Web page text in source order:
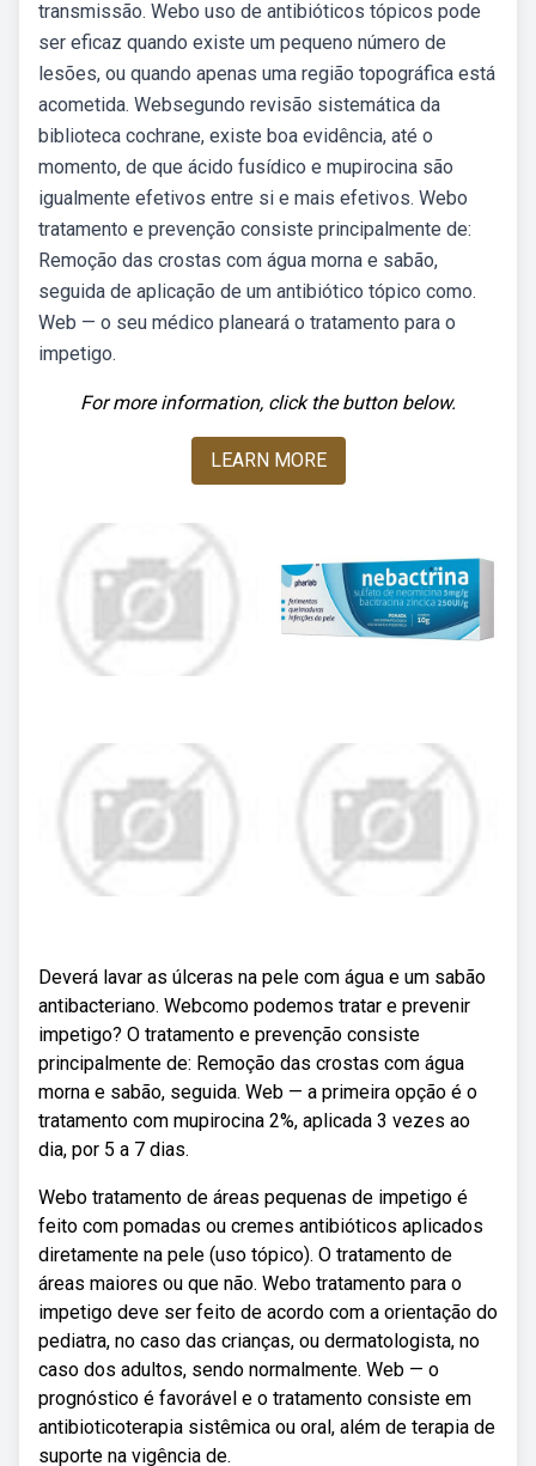
transmissão. Webo uso de antibióticos tópicos pode
ser eficaz quando existe um pequeno número de
lesões, ou quando apenas uma região topográfica está
acometida. Websegundo revisão sistemática da
biblioteca cochrane, existe boa evidência, até o
momento, de que ácido fusídico e mupirocina são
igualmente efetivos entre si e mais efetivos. Webo
tratamento e prevenção consiste principalmente de:
Remoção das crostas com água morna e sabão,
seguida de aplicação de um antibiótico tópico como.
Web — o seu médico planeará o tratamento para o
impetigo.
For more information, click the button below.
LEARN MORE
Deverá lavar as úlceras na pele com água e um sabão
antibacteriano. Webcomo podemos tratar e prevenir
impetigo? O tratamento e prevenção consiste
principalmente de: Remoção das crostas com água
morna e sabão, seguida. Web — a primeira opção é o
tratamento com mupirocina 2%, aplicada 3 vezes ao
dia, por 5 a 7 dias.
Webo tratamento de áreas pequenas de impetigo é
feito com pomadas ou cremes antibióticos aplicados
diretamente na pele (uso tópico). O tratamento de
áreas maiores ou que não. Webo tratamento para o
impetigo deve ser feito de acordo com a orientação do
pediatra, no caso das crianças, ou dermatologista, no
caso dos adultos, sendo normalmente. Web — o
prognóstico é favorável e o tratamento consiste em
antibioticoterapia sistêmica ou oral, além de terapia de
suporte na vigência de.